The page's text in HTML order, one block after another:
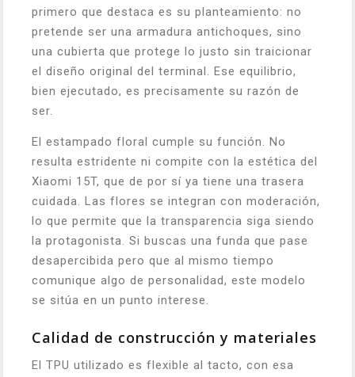
primero que destaca es su planteamiento: no
pretende ser una armadura antichoques, sino
una cubierta que protege lo justo sin traicionar
el diseño original del terminal. Ese equilibrio,
bien ejecutado, es precisamente su razón de
ser.
El estampado floral cumple su función. No
resulta estridente ni compite con la estética del
Xiaomi 15T, que de por sí ya tiene una trasera
cuidada. Las flores se integran con moderación,
lo que permite que la transparencia siga siendo
la protagonista. Si buscas una funda que pase
desapercibida pero que al mismo tiempo
comunique algo de personalidad, este modelo
se sitúa en un punto interese.
Calidad de construcción y materiales
El TPU utilizado es flexible al tacto, con esa